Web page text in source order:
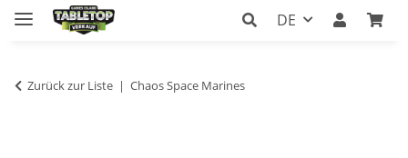
DE
Zurück zur Liste Chaos Space Marines